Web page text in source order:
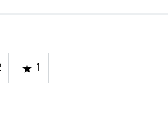
1